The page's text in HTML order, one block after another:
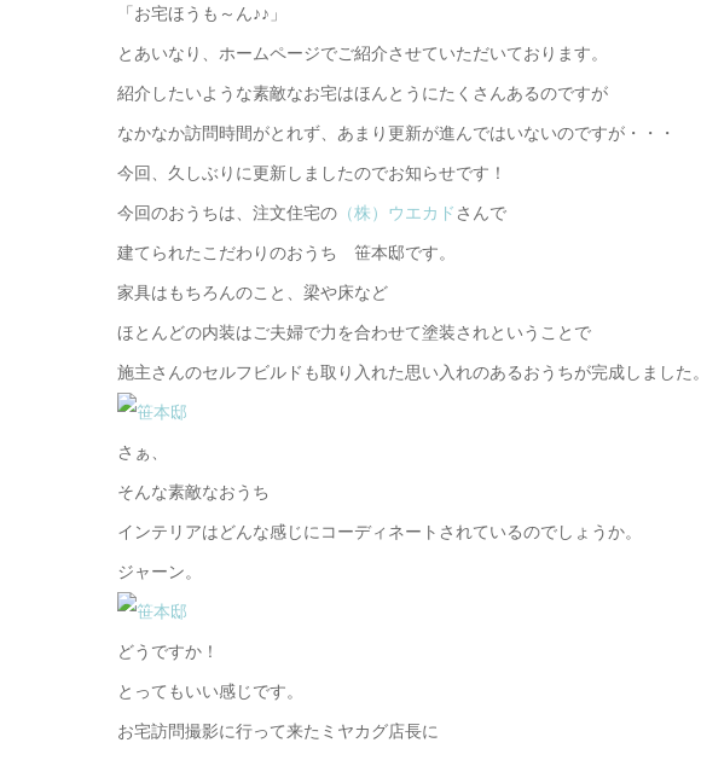
「お宅ほうも～ん♪♪」
とあいなり、ホームページでご紹介させていただいております。
紹介したいような素敵なお宅はほんとうにたくさんあるのですが
なかなか訪問時間がとれず、あまり更新が進んではいないのですが・・・
今回、久しぶりに更新しましたのでお知らせです！
今回のおうちは、注文住宅の （株）ウエカド さんで
建てられたこだわりのおうち 笹本邸です。
家具はもちろんのこと、梁や床など
ほとんどの内装はご夫婦で力を合わせて塗装されということで
施主さんのセルフビルドも取り入れた思い入れのあるおうちが完成しました。
さぁ、
そんな素敵なおうち
インテリアはどんな感じにコーディネートされているのでしょうか。
ジャーン。
どうですか！
とってもいい感じです。
お宅訪問撮影に行って来たミヤカグ店長に